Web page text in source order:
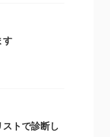
す
トで診断し